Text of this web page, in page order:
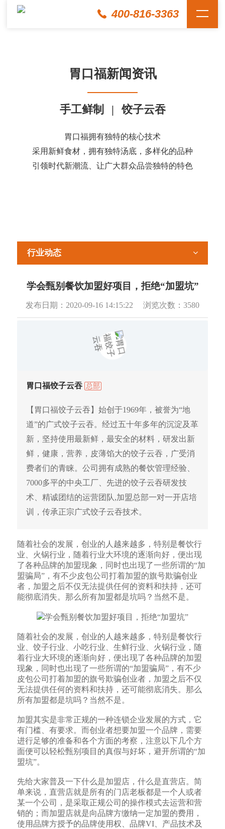
400-816-3363
胃口福新闻资讯
手工鲜制 | 饺子云吞
胃口福拥有独特的核心技术
采用新鲜食材，拥有独特汤底，多样化的品种
引领时代新潮流、让广大群众品尝独特的特色
行业动态
学会甄别餐饮加盟好项目，拒绝“加盟坑”
发布日期： 2020-09-16 14:15:22 浏览次数： 3580
胃口福饺子云吞 总部
【胃口福饺子云吞】始创于1969年，被誉为“地
道”的广式饺子云吞。经过五十年多年的沉淀及革
新，坚持使用最新鲜，最安全的材料，研发出新
鲜，健康，营养，皮薄馅大的饺子云吞，广受消
费者们的青睐。公司拥有成熟的餐饮管理经验、
7000多平的中央工厂、先进的饺子云吞研发技
术、精诚团结的运营团队,加盟总部一对一开店培
训，传承正宗广式饺子云吞技术。
随着社会的发展，创业的人越来越多，特别是餐饮行
业、火锅行业，随着行业大环境的逐渐向好，便出现
了各种品牌的加盟现象，同时也出现了一些所谓的“加
盟骗局”，有不少皮包公司打着加盟的旗号欺骗创业
者，加盟之后不仅无法提供任何的资料和扶持，还可
能彻底消失。那么所有加盟都是坑吗？当然不是。
随着社会的发展，创业的人越来越多，特别是餐饮行
业、饺子行业、小吃行业、生鲜行业、火锅行业，随
着行业大环境的逐渐向好，便出现了各种品牌的加盟
现象，同时也出现了一些所谓的“加盟骗局”，有不少
皮包公司打着加盟的旗号欺骗创业者，加盟之后不仅
无法提供任何的资料和扶持，还可能彻底消失。那么
所有加盟都是坑吗？当然不是。
加盟其实是非常正规的一种连锁企业发展的方式，它
有门槛、有要求。而创业者想要加盟一个品牌，需要
进行足够的准备和各个方面的考察，注意以下几个方
面便可以轻松甄别项目的真假与好坏，避开所谓的“加
盟坑”。
先给大家普及一下什么是加盟店，什么是直营店。简
单来说，直营店就是所有的门店老板都是一个人或者
某一个公司，是采取正规公司的操作模式去运营和营
销的；而加盟店就是向品牌方缴纳一定加盟的费用，
使用品牌方授予的品牌使用权、品牌VI、产品技术及